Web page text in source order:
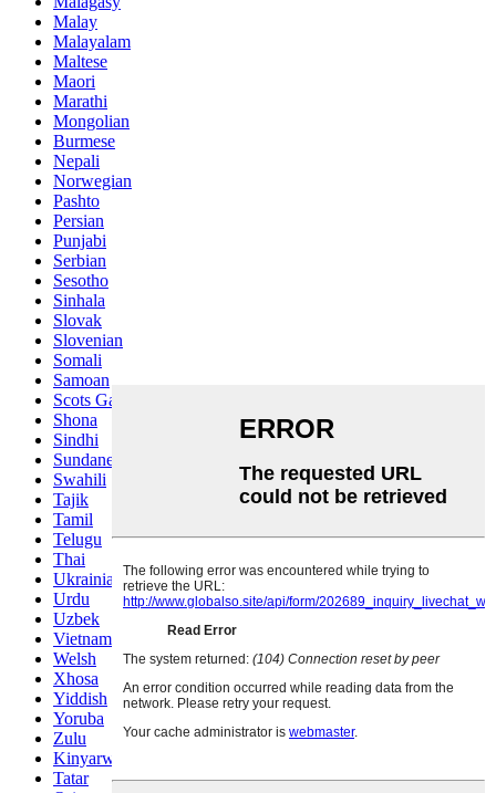
Malay
Malayalam
Maltese
Maori
Marathi
Mongolian
Burmese
Nepali
Norwegian
Pashto
Persian
Punjabi
Serbian
Sesotho
Sinhala
Slovak
Slovenian
Somali
Samoan
Scots Gaelic
Shona
Sindhi
Sundanese
Swahili
Tajik
Tamil
Telugu
Thai
Ukrainian
Urdu
Uzbek
Vietnamese
Welsh
Xhosa
Yiddish
Yoruba
Zulu
Kinyarwanda
Tatar